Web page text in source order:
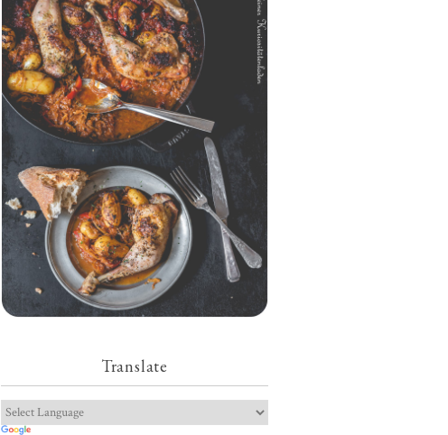
Geschmorte Hähnchenschenkel auf
Paprikakraut und kleinen Kartoffeln
Translate